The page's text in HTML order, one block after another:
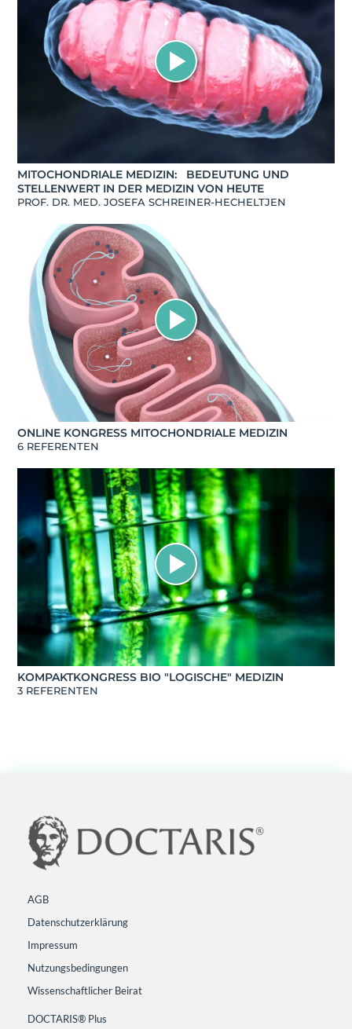
MITOCHONDRIALE MEDIZIN: BEDEUTUNG UND
STELLENWERT IN DER MEDIZIN VON HEUTE
PROF. DR. MED. JOSEFA SCHREINER-HECHELTJEN
ONLINE KONGRESS MITOCHONDRIALE MEDIZIN
6 REFERENTEN
KOMPAKTKONGRESS BIO "LOGISCHE" MEDIZIN
3 REFERENTEN
AGB
Datenschutzerklärung
Impressum
Nutzungsbedingungen
Wissenschaftlicher Beirat
DOCTARIS® Plus